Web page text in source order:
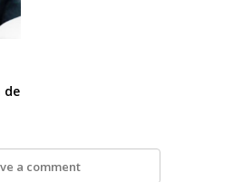
de
a comment